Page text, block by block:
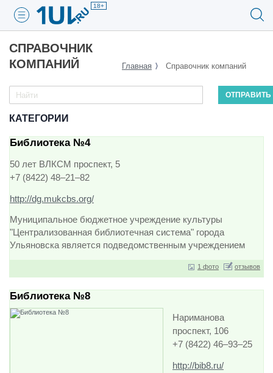
18+
СПРАВОЧНИК
КОМПАНИЙ
Главная Справочник компаний
КАТЕГОРИИ
Библиотека №4
50 лет ВЛКСМ проспект, 5
+7 (8422) 48‒21‒82
http://dg.mukcbs.org/
Муниципальное бюджетное учреждение культуры
"Централизованная библиотечная система" города
Ульяновска является подведомственным учреждением
1 фото отзывов
Библиотека №8
Нариманова
проспект, 106
+7 (8422) 46‒93‒25
http://bib8.ru/